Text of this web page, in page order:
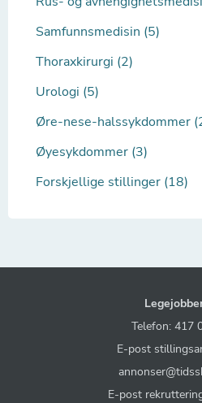
Samfunnsmedisin (5)
Thoraxkirurgi (2)
Urologi (5)
Øre-nese-halssykdommer
Øyesykdommer (3)
Forskjellige stillinger (18)
Telefon: 417
E-post
E-post